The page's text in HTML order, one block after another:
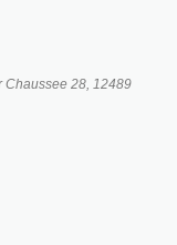
Chaussee 28, 12489